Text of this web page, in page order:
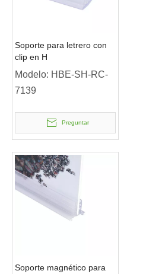
Soporte para letrero con
clip en H
Modelo: HBE-SH-RC-
7139
Preguntar
Soporte magnético para